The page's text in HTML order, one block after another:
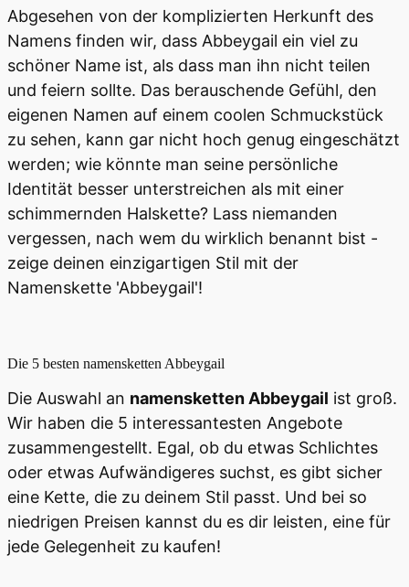
Abgesehen von der komplizierten Herkunft des
Namens finden wir, dass Abbeygail ein viel zu
schöner Name ist, als dass man ihn nicht teilen
und feiern sollte. Das berauschende Gefühl, den
eigenen Namen auf einem coolen Schmuckstück
zu sehen, kann gar nicht hoch genug eingeschätzt
werden; wie könnte man seine persönliche
Identität besser unterstreichen als mit einer
schimmernden Halskette? Lass niemanden
vergessen, nach wem du wirklich benannt bist -
zeige deinen einzigartigen Stil mit der
Namenskette 'Abbeygail'!
Die 5 besten namensketten Abbeygail
Die Auswahl an namensketten Abbeygail ist groß.
Wir haben die 5 interessantesten Angebote
zusammengestellt. Egal, ob du etwas Schlichtes
oder etwas Aufwändigeres suchst, es gibt sicher
eine Kette, die zu deinem Stil passt. Und bei so
niedrigen Preisen kannst du es dir leisten, eine für
jede Gelegenheit zu kaufen!